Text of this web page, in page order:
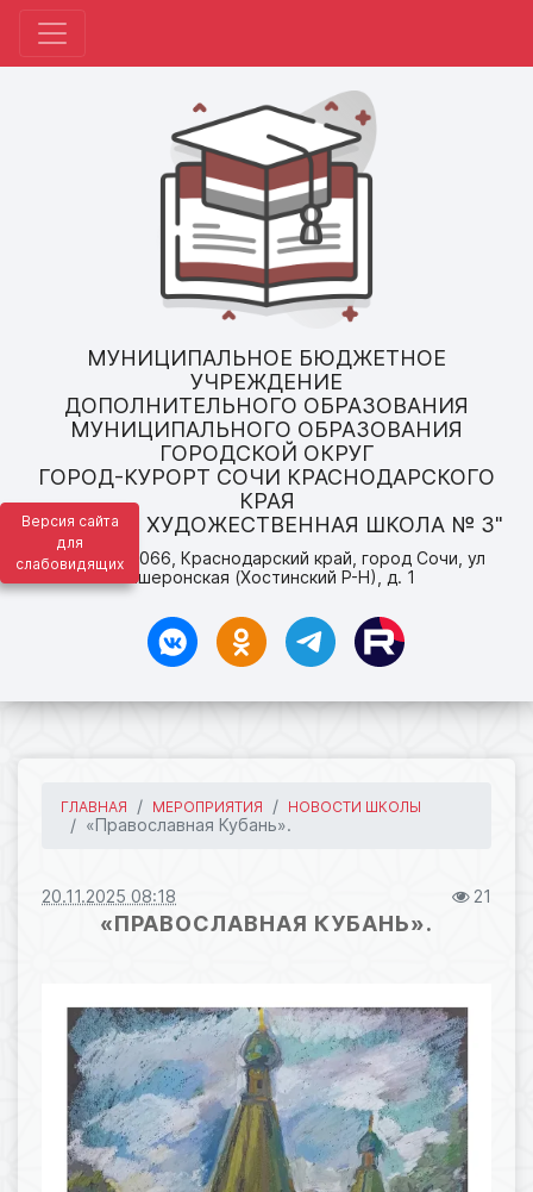
Версия сайта
для
слабовидящих
МУНИЦИПАЛЬНОЕ БЮДЖЕТНОЕ
УЧРЕЖДЕНИЕ
ДОПОЛНИТЕЛЬНОГО ОБРАЗОВАНИЯ
МУНИЦИПАЛЬНОГО ОБРАЗОВАНИЯ
ГОРОДСКОЙ ОКРУГ
ГОРОД-КУРОРТ СОЧИ КРАСНОДАРСКОГО
КРАЯ
"ДЕТСКАЯ ХУДОЖЕСТВЕННАЯ ШКОЛА № 3"
адрес: 354066, Краснодарский край, город Сочи, ул
Апшеронская (Хостинский Р-Н), д. 1
ГЛАВНАЯ МЕРОПРИЯТИЯ НОВОСТИ ШКОЛЫ
«Православная Кубань».
20.11.2025 08:18 21
«ПРАВОСЛАВНАЯ КУБАНЬ».